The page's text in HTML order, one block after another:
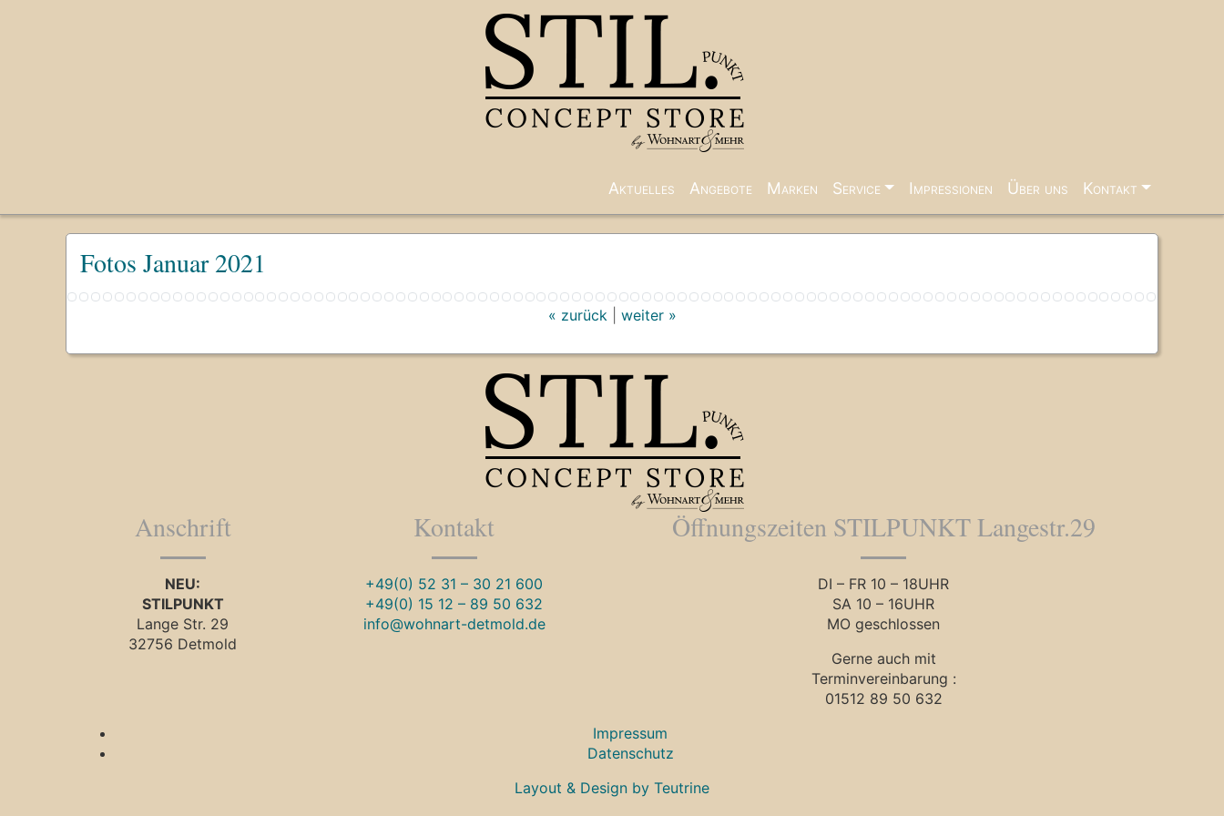
Aktuelles Angebote Marken Service Impressionen Über uns Kontakt
Fotos Januar 2021
« zurück| weiter »
Anschrift
NEU:
STILPUNKT
Lange Str. 29
32756 Detmold
Kontakt
+49(0) 52 31 – 30 21 600
+49(0) 15 12 – 89 50 632
info@wohnart-detmold.de
Öffnungszeiten STILPUNKT Langestr.29
DI – FR 10 – 18UHR
SA 10 – 16UHR
MO geschlossen
Gerne auch mit
Terminvereinbarung :
01512 89 50 632
Impressum
Datenschutz
Layout & Design by Teutrine